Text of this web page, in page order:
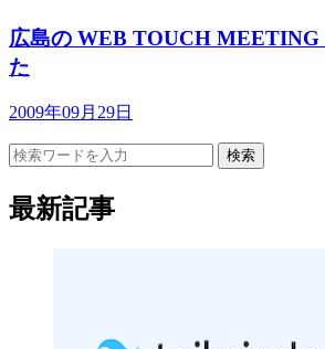
広島の WEB TOUCH MEETING
た
2009年09月29日
検索
最新記事